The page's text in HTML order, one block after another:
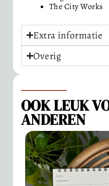
The City Works
Extra informatie
Overig
OOK LEUK
ANDEREN